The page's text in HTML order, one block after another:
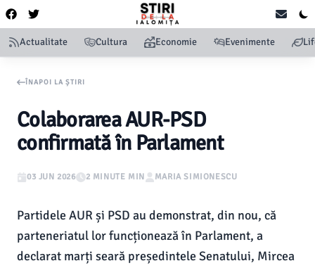
Actualitate Cultura Economie Evenimente
ÎNAPOI LA ȘTIRI
Colaborarea AUR-PSD
confirmată în Parlament
03 JUN 2026 2 MINUTE MIN MARIA SIMIONESCU
Partidele AUR și PSD au demonstrat, din nou, că
parteneriatul lor funcționează în Parlament, a
declarat marți seară președintele Senatului, Mircea